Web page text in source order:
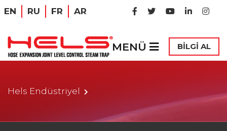
EN RU FR AR
MENÜ BİLGİ AL
Hels Endüstriyel